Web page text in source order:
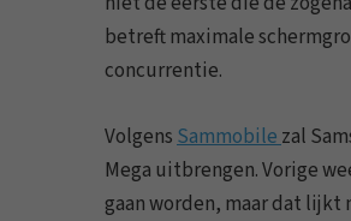
betreft maximale
concurrentie.
VolgensSammobilezal
Mega uitbrengen. Vorige
gaan worden, maar dat